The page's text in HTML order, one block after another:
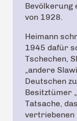
Bevölkerung
von 1928.
Heimann
1945 dafür
Tschechen,
„andere
Deutschen
Besitztümer
Tatsache,
vertriebenen